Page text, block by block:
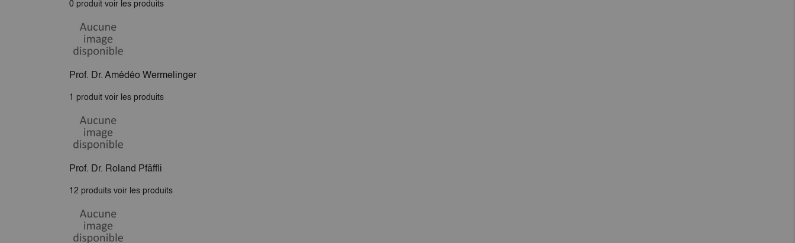
0 produit voir les produits
Prof. Dr. Amédéo Wermelinger
1 produit voir les produits
Prof. Dr. Roland Pfäffli
12 produits voir les produits